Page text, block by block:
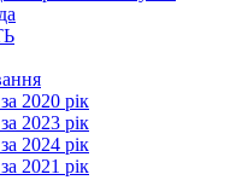
2020 рік
2023 рік
2024 рік
2021 рік